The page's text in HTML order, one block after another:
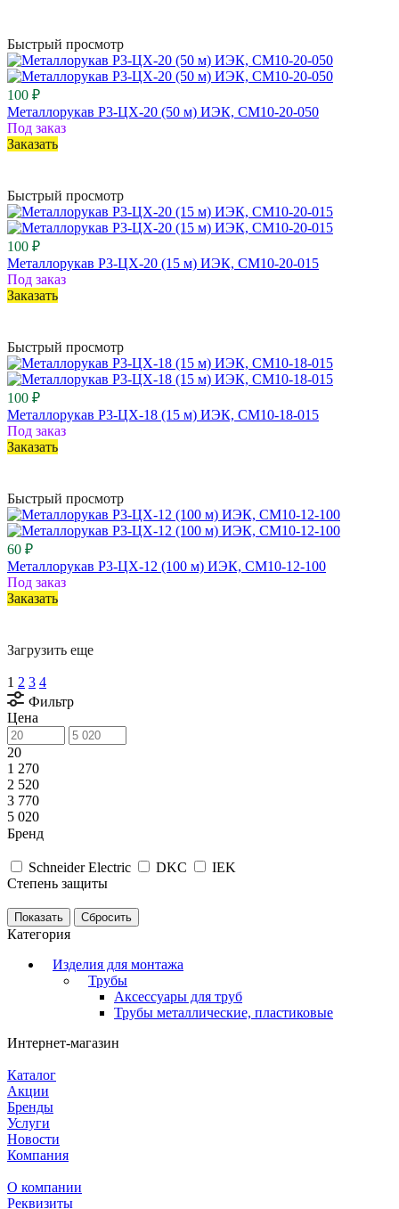
Быстрый просмотр
100 ₽
Металлорукав Р3-ЦХ-20 (50 м) ИЭК, CM10-20-050
Под заказ
Заказать
Быстрый просмотр
100 ₽
Металлорукав Р3-ЦХ-20 (15 м) ИЭК, CM10-20-015
Под заказ
Заказать
Быстрый просмотр
100 ₽
Металлорукав Р3-ЦХ-18 (15 м) ИЭК, CM10-18-015
Под заказ
Заказать
Быстрый просмотр
60 ₽
Металлорукав Р3-ЦХ-12 (100 м) ИЭК, CM10-12-100
Под заказ
Заказать
Загрузить еще
1 2 3 4
Категория
Изделия для монтажа
Трубы
Аксессуары для труб
Трубы металлические, пластиковые
Фильтр
Цена
20
1 270
2 520
3 770
5 020
Бренд
Schneider Electric DKC
IEK
Степень защиты
Сбросить
Интернет-магазин
Каталог
Акции
Бренды
Услуги
Новости
Компания
О компании
Реквизиты